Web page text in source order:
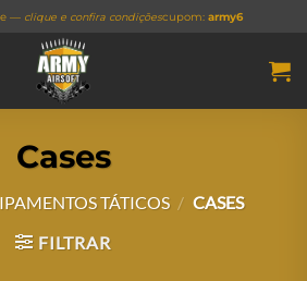
— clique e confira condiçõescupom: army6
Cases
TÁTICOS / CASES
FILTRAR